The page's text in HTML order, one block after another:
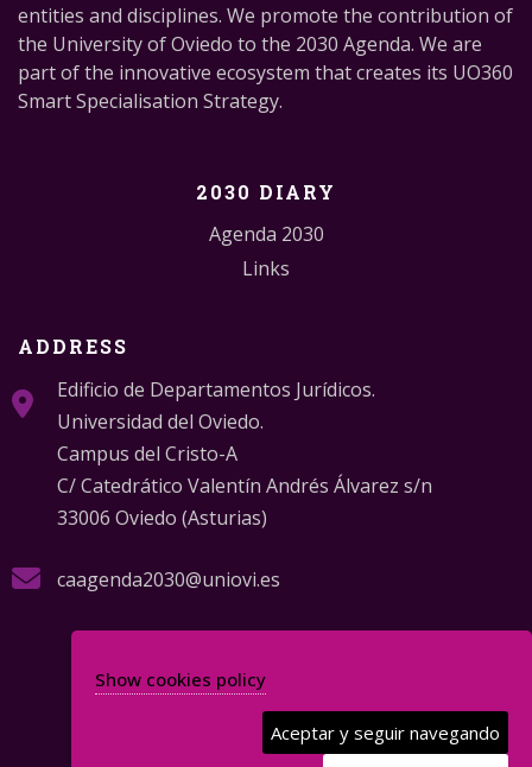
entities and disciplines. We promote the contribution of
the University of Oviedo to the 2030 Agenda. We are
part of the innovative ecosystem that creates its UO360
Smart Specialisation Strategy.
2030 DIARY
Agenda 2030
Links
ADDRESS
Edificio de Departamentos Jurídicos.
Universidad del Oviedo.
Campus del Cristo-A
C/ Catedrático Valentín Andrés Álvarez s/n
33006 Oviedo (Asturias)
caagenda2030@uniovi.es
Show cookies policy
Aceptar y seguir navegando